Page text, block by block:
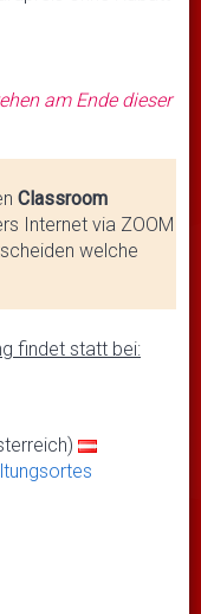
am Ende dieser
Classroom
Internet via ZOOM
welche
findet statt bei: